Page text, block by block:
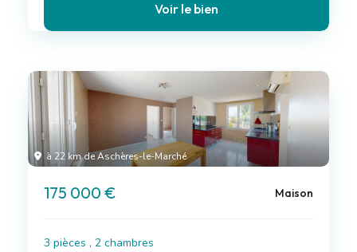
Voir le bien
à 22 km de Aschères-le-Marché
175 000 € Maison
3 pièces , 2 chambres